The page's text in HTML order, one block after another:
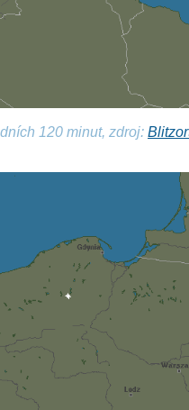
120 minut, zdroj: